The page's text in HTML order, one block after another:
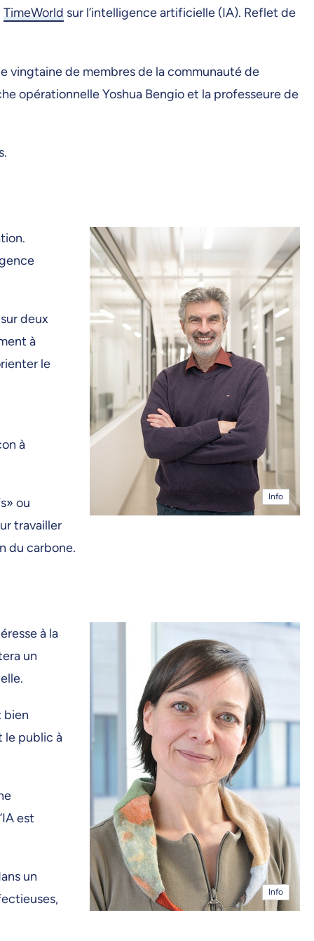
TimeWorld sur l’intelligence artificielle (IA). Reflet de
vingtaine de membres de la communauté de
opérationnelle Yoshua Bengio et la professeure de
Info
deux
à
le
à
ou
travailler
du carbone.
Info
à la
un
bien
le public à
est
un